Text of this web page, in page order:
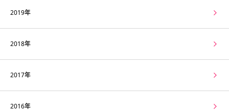
2019年
2018年
2017年
2016年